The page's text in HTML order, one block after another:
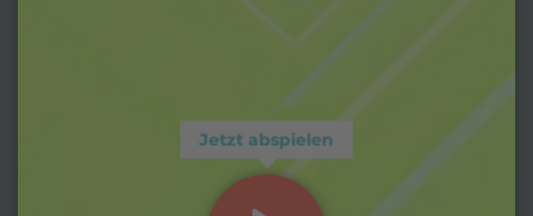
Jetzt abspielen